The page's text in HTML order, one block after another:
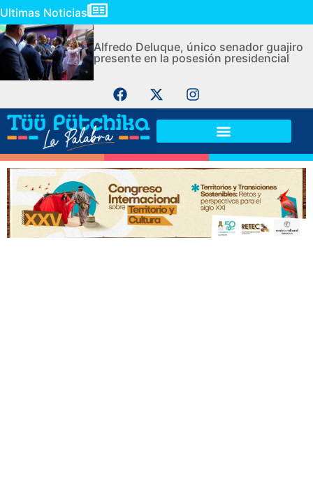
Ultimas Noticias
Alfredo Deluque, único senador guajiro
presente en la posesión presidencial